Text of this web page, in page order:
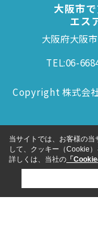
大阪市
エス
大阪府大阪
TEL:06-
Copyright 株式会
当サイトでは、お客様の当
して、クッキー（Cookie）
詳しくは、当社の 「